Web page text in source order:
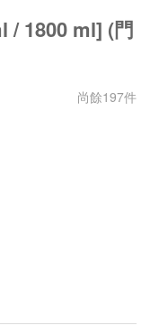
/ 1800 ml] (門
尚餘197件